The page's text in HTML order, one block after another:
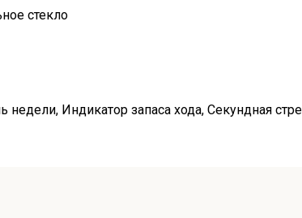
стекло
недели, Индикатор запаса хода, Секундная